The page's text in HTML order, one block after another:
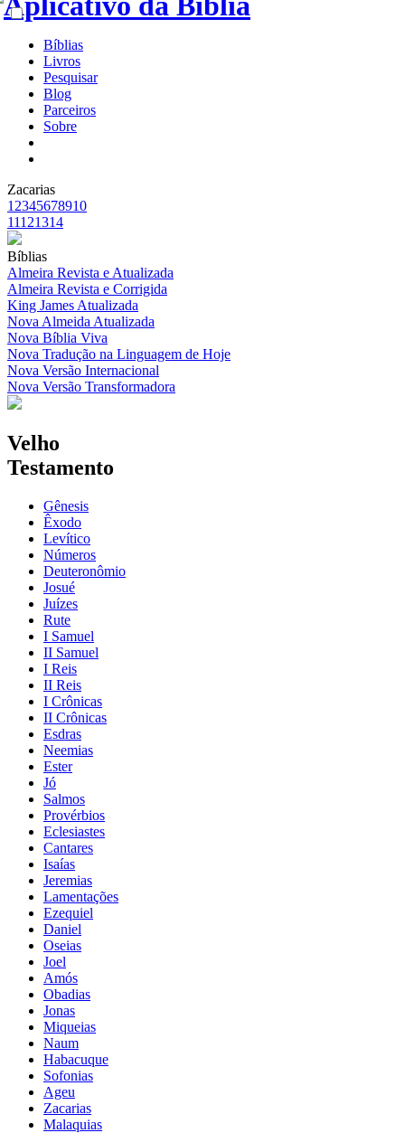
Bíblias
Livros
Pesquisar
Blog
Parceiros
Sobre
Zacarias
1 2345678910
11121314
Bíblias
Almeira Revista e Atualizada
Almeira Revista e Corrigida
King James Atualizada
Nova Almeida Atualizada
Nova Bíblia Viva
Nova Tradução na Linguagem de Hoje
Nova Versão Internacional
Nova Versão Transformadora
Velho
Testamento
Gênesis
Êxodo
Levítico
Números
Deuteronômio
Josué
Juízes
Rute
I Samuel
II Samuel
I Reis
II Reis
I Crônicas
II Crônicas
Esdras
Neemias
Ester
Jó
Salmos
Provérbios
Eclesiastes
Cantares
Isaías
Jeremias
Lamentações
Ezequiel
Daniel
Oseias
Joel
Amós
Obadias
Jonas
Miqueias
Naum
Habacuque
Sofonias
Ageu
Zacarias
Malaquias